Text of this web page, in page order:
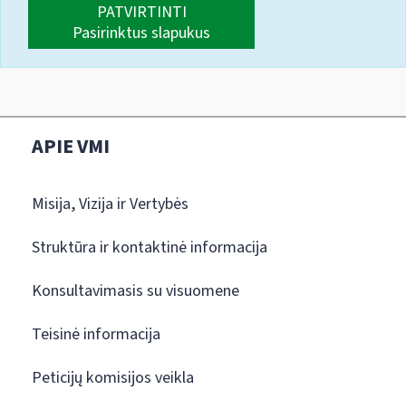
PATVIRTINTI
Pasirinktus slapukus
APIE VMI
Misija, Vizija ir Vertybės
Struktūra ir kontaktinė informacija
Konsultavimasis su visuomene
Teisinė informacija
Peticijų komisijos veikla